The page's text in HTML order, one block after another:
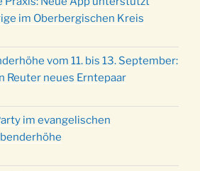
Konzert des Honterus Chors in
17:00 Uhr
mit Krippenspiel im Ev.
um 15:00 Uhr
in der FeG um 16 Uhr
in der Kirche um
in der Kirche um
im Oberbergischen Kreis
vom 11. bis 13. September:
Reuter neues Erntepaar
im evangelischen